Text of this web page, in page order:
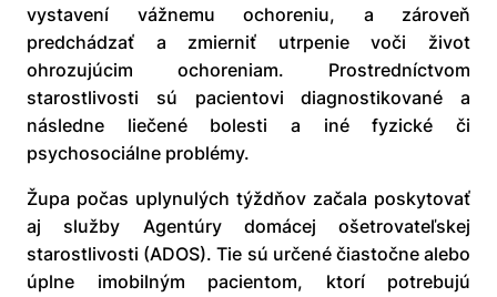
vystavení vážnemu ochoreniu, a zároveň
predchádzať a zmierniť utrpenie voči život
ohrozujúcim ochoreniam. Prostredníctvom
starostlivosti sú pacientovi diagnostikované a
následne liečené bolesti a iné fyzické či
psychosociálne problémy.
Župa počas uplynulých týždňov začala poskytovať
aj služby Agentúry domácej ošetrovateľskej
starostlivosti (ADOS). Tie sú určené čiastočne alebo
úplne imobilným pacientom, ktorí potrebujú